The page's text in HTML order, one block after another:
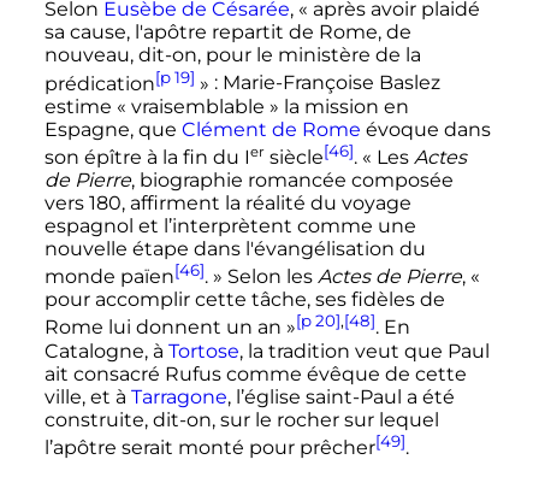
Selon Eusèbe de Césarée, « après avoir plaidé
sa cause, l'apôtre repartit de Rome, de
nouveau, dit-on, pour le ministère de la
prédication[p 19] » : Marie-Françoise Baslez
estime « vraisemblable » la mission en
Espagne, que Clément de Rome évoque dans
son épître à la fin du Ier siècle[46]. « Les Actes
de Pierre, biographie romancée composée
vers 180, affirment la réalité du voyage
espagnol et l’interprètent comme une
nouvelle étape dans l'évangélisation du
monde païen[46]. » Selon les Actes de Pierre, «
pour accomplir cette tâche, ses fidèles de
Rome lui donnent un an »[p 20],[48]. En
Catalogne, à Tortose, la tradition veut que Paul
ait consacré Rufus comme évêque de cette
ville, et à Tarragone, l’église saint-Paul a été
construite, dit-on, sur le rocher sur lequel
l’apôtre serait monté pour prêcher[49].